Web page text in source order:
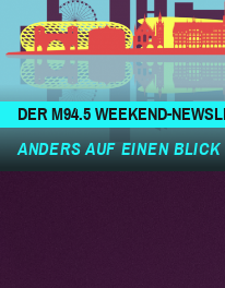
DER M94.5 WEEKEND-
ANDERS AUF EINEN